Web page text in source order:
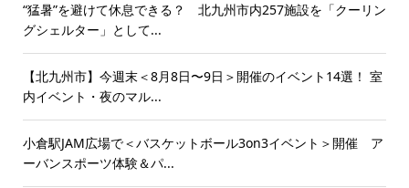
“猛暑”を避けて休息できる？ 北九州市内257施設を「クーリン
グシェルター」として...
【北九州市】今週末＜8月8日〜9日＞開催のイベント14選！ 室
内イベント・夜のマル...
小倉駅JAM広場で＜バスケットボール3on3イベント＞開催 ア
ーバンスポーツ体験＆パ...